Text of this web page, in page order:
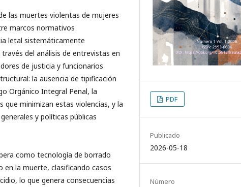
las muertes violentas de mujeres
marcos normativos
letal sistemáticamente
del análisis de entrevistas en
de justicia y funcionarios
la ausencia de tipificación
Orgánico Integral Penal, la
que minimizan estas violencias, y la
y políticas públicas
como tecnología de borrado
en la muerte, clasificando casos
lo que genera consecuencias
PDF
Publicado
2026-05-18
Número